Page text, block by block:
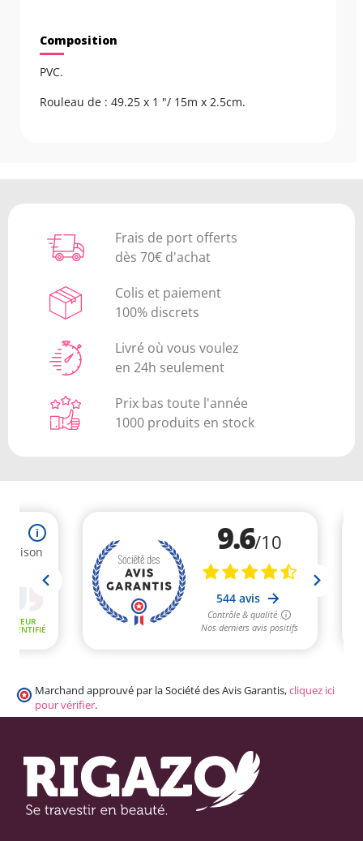
Composition
PVC.
Rouleau de : 49.25 x 1 "/ 15m x 2.5cm.
Frais de port offerts
dès 70€ d'achat
Colis et paiement
100% discrets
Livré où vous voulez
en 24h seulement
Prix bas toute l'année
1000 produits en stock
Marchand approuvé par la Société des Avis Garantis,cliquez ici
pour vérifier.